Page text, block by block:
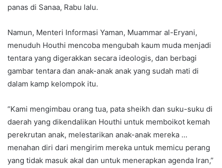
panas di Sanaa, Rabu lalu.
Namun, Menteri Informasi Yaman, Muammar al-Eryani,
menuduh Houthi mencoba mengubah kaum muda menjadi
tentara yang digerakkan secara ideologis, dan berbagi
gambar tentara dan anak-anak anak yang sudah mati di
dalam kamp kelompok itu.
“Kami mengimbau orang tua, pata sheikh dan suku-suku di
daerah yang dikendalikan Houthi untuk memboikot kemah
perekrutan anak, melestarikan anak-anak mereka …
menahan diri dari mengirim mereka untuk memicu perang
yang tidak masuk akal dan untuk menerapkan agenda Iran,”